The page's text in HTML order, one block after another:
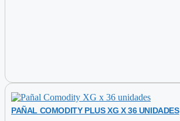
PAÑAL COMODITY PLUS XG X 36 UNIDADES